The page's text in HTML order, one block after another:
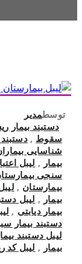
توسطمدیر
دستبند بیمار
سقوط ,
شناسایی
بیمار , لیبل
سنجی
بیمارستان ,
بیمار , لیبل
بیمار دیابتی ,
دستبند بیمار
لیبل دستبند
بیمار , لیبل کد